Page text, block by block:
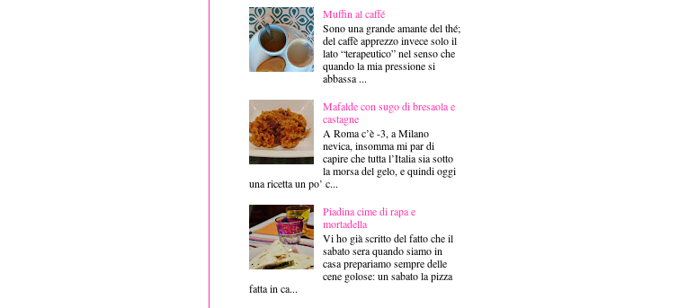
Muffin al caffé
Sono una grande amante del thé;
del caffè apprezzo invece solo il
lato “terapeutico” nel senso che
quando la mia pressione si
abbassa ...
Mafalde con sugo di bresaola e
castagne
A Roma c’è -3, a Milano
nevica, insomma mi par di
capire che tutta l’Italia sia sotto
la morsa del gelo, e quindi oggi
una ricetta un po’ c...
Piadina cime di rapa e
mortadella
Vi ho già scritto del fatto che il
sabato sera quando siamo in
casa prepariamo sempre delle
cene golose: un sabato la pizza
fatta in ca...